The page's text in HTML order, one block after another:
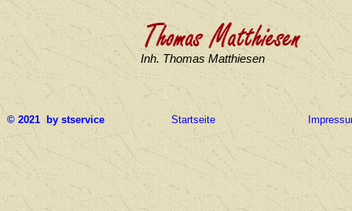
Inh. Thomas Matthiesen
© 2021 by stservice Startseite